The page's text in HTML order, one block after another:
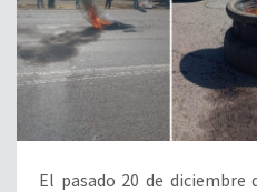
El pasado 20 de diciembre